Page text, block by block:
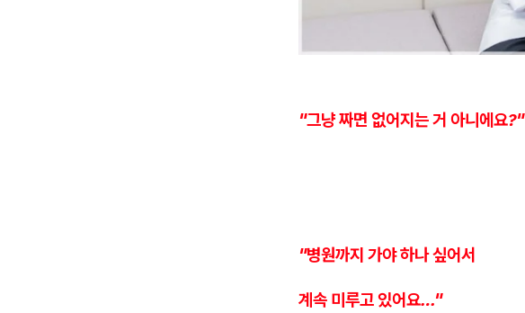
"그냥 짜면 없어지는 거 아니에요?"
"병원까지 가야 하나 싶어서
계속 미루고 있어요…"